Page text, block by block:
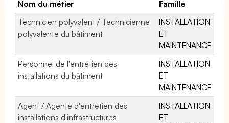
Nom du métier
Famille
Technicien polyvalent / Technicienne
polyvalente du bâtiment
INSTALLATION
ET
MAINTENANCE
Personnel de l'entretien des
installations du bâtiment
INSTALLATION
ET
MAINTENANCE
Agent / Agente d'entretien des
installations d'infrastructures
INSTALLATION
ET